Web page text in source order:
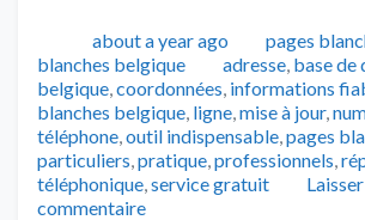
Publié
about a year ago Catégories
pages
blanches belgique
Tags
adresse, base de
belgique,coordonnées, informations
blanches belgique, ligne,mise à jour,
téléphone,outil indispensable,pages
particuliers,pratique,professionnels,
téléphonique,service gratuit
commentaire